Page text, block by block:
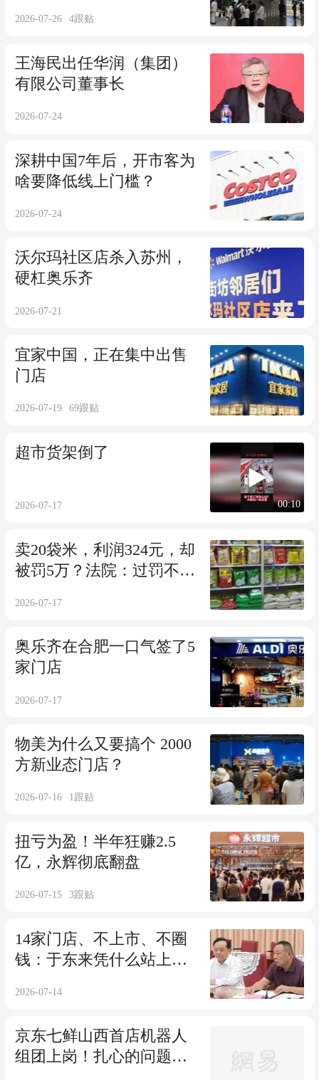
2026-07-26 4跟贴
王海民出任华润（集团）
有限公司董事长
2026-07-24
深耕中国7年后，开市客为
啥要降低线上门槛？
2026-07-24
沃尔玛社区店杀入苏州，
硬杠奥乐齐
2026-07-21
宜家中国，正在集中出售
门店
2026-07-19 69跟贴
超市货架倒了
2026-07-17 00:10
卖20袋米，利润324元，却
被罚5万？法院：过罚不相
2026-07-17
奥乐齐在合肥一口气签了5
家门店
2026-07-17
物美为什么又要搞个 2000
方新业态门店？
2026-07-16 1跟贴
扭亏为盈！半年狂赚2.5
亿，永辉彻底翻盘
2026-07-15 3跟贴
14家门店、不上市、不圈
钱：于东来凭什么站上央
2026-07-14
京东七鲜山西首店机器人
组团上岗！扎心的问题来